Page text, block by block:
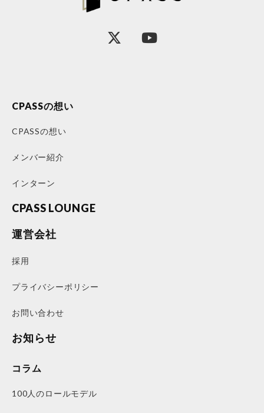
CPASSの想い
CPASSの想い
メンバー紹介
インターン
CPASS LOUNGE
運営会社
採用
プライバシーポリシー
お問い合わせ
お知らせ
コラム
100人のロールモデル